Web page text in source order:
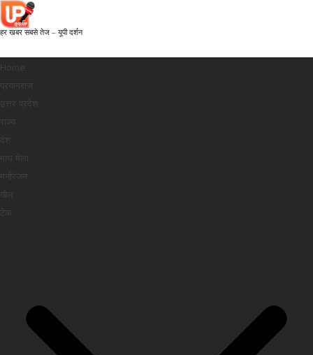
हर खबर सबसे तेज – यूपी दर्शन
Home
प्रयागराज
उत्तर प्रदेश
राज्य
देश
माघ मेला
मनोरंजन
खेल
टेक